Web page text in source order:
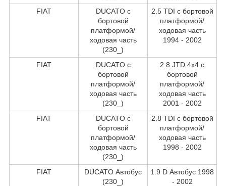
FIAT
DUCATO c
бортовой
платформой/
ходовая часть
(230_)
2.5 TDI c бортовой
платформой/
ходовая часть
1994 - 2002
FIAT
DUCATO c
бортовой
платформой/
ходовая часть
(230_)
2.8 JTD 4x4 c
бортовой
платформой/
ходовая часть
2001 - 2002
FIAT
DUCATO c
бортовой
платформой/
ходовая часть
(230_)
2.8 TDI c бортовой
платформой/
ходовая часть
1998 - 2002
FIAT
DUCATO Автобус
(230_)
1.9 D Автобус 1998
- 2002